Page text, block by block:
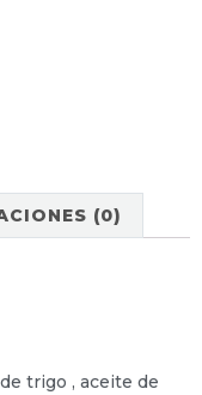
(0)
trigo , aceite de